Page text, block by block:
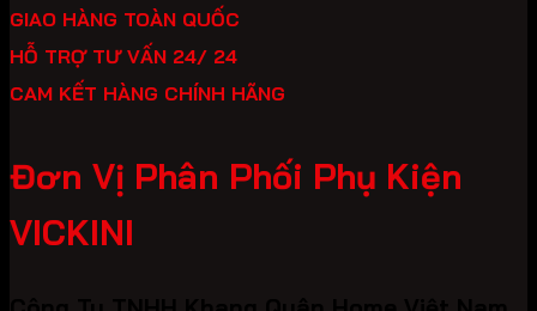
GIAO HÀNG TOÀN QUỐC
HỖ TRỢ TƯ VẤN 24/ 24
CAM KẾT HÀNG CHÍNH HÃNG
Đơn Vị Phân Phối Phụ Kiện
VICKINI